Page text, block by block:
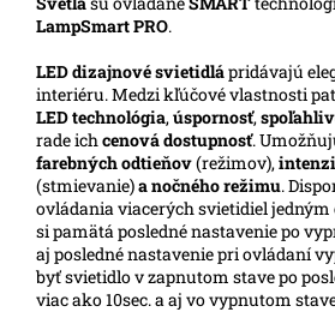
LampSmart PRO.
LEDdizajnové svietidlápridávajú
interiéru.Medzi kľúčové vlastnosti
LED technológia,úspornosť,
rade ichcenová dostupnosť.
farebných odtieňov(režimov),
(stmievanie)a nočného režimu.
ovládania viacerých svietidiel
si pamätá posledné nastavenie po
aj posledné nastavenie pri ovládaní
byť svietidlo v zapnutom stave po
viac ako 10sec. a aj vo vypnutom